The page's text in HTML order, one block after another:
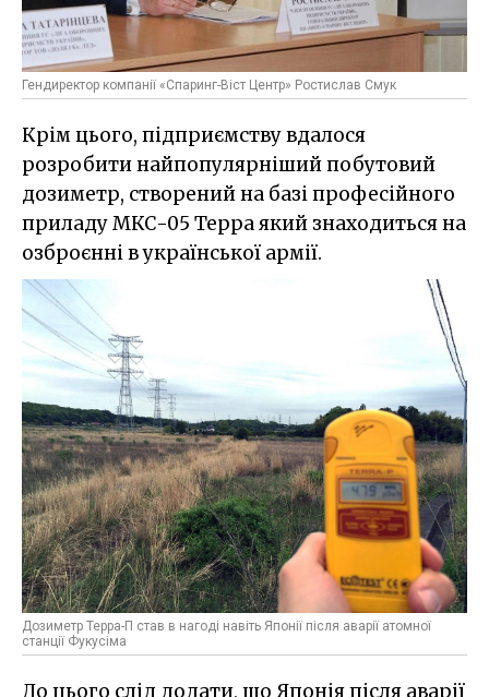
Гендиректор компанії «Спаринг-Віст Центр» Ростислав Смук
Крім цього, підприємству вдалося
розробити найпопулярніший побутовий
дозиметр, створений на базі професійного
приладу МКС-05 Терра який знаходиться на
озброєнні в української армії.
Дозиметр Терра-П став в нагоді навіть Японії після аварії атомної
станції Фукусіма
До цього слід додати, що Японія після аварії